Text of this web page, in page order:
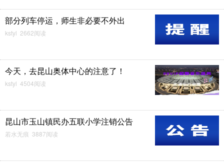
部分列车停运，师生非必要不外出
kstyl 2662阅读
今天，去昆山奥体中心的注意了！
kstyl 4504阅读
昆山市玉山镇民办五联小学注销公告
若水无痕 3887阅读